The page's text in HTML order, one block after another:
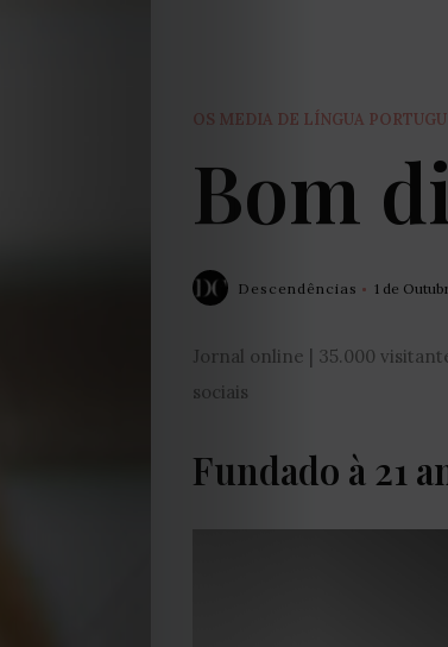
OS MEDIA DE LÍNGUA
Bom
Descendências 1 de
Jornal online | 35.000
sociais
Fundado à 21